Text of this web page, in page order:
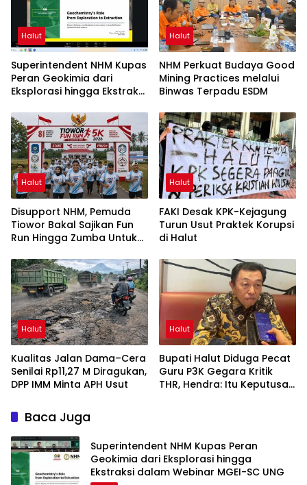
Halut
Superintendent NHM Kupas
Peran Geokimia dari
Eksplorasi hingga Ekstraksi
UNG
Halut
NHM Perkuat Budaya Good
Mining Practices melalui
Binwas Terpadu ESDM
Halut
Disupport NHM, Pemuda
Tiowor Bakal Sajikan Fun
Run Hingga Zumba Untuk
Halut
FAKI Desak KPK-Kejagung
Turun Usut Praktek Korupsi
di Halut
Halut
Kualitas Jalan Dama–Cera
Senilai Rp11,27 M Diragukan,
DPP IMM Minta APH Usut
Halut
Bupati Halut Diduga Pecat
Guru P3K Gegara Kritik
THR, Hendra: Itu Keputusan
Baca Juga
Superintendent NHM Kupas Peran
Geokimia dari Eksplorasi hingga
Ekstraksi dalam Webinar MGEI-SC UNG